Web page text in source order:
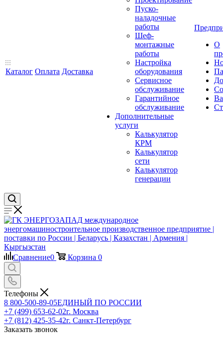
Каталог Оплата Доставка
Пуско-
наладочные
работы
Шеф-
монтажные
работы
Настройка
оборудования
Сервисное
обслуживание
Гарантийное
обслуживание
Дополнительные
услуги
Калькулятор
КРМ
Калькулятор
сети
Калькулятор
генерации
О
Сравнение0 Корзина 0
Телефоны
8 800-500-89-05ЕДИНЫЙ ПО РОССИИ
+7 (499) 653-62-02г. Москва
+7 (812) 425-35-42г. Санкт-Петербург
Заказать звонок